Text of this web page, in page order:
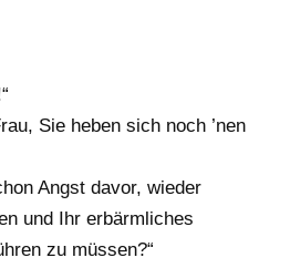
Sie heben sich noch ’nen
Angst davor, wieder
und Ihr erbärmliches
zu müssen?“